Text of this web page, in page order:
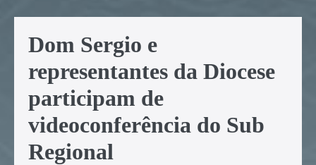
Dom Sergio e
representantes da Diocese
participam de
videoconferência do Sub
Regional